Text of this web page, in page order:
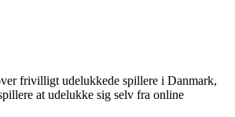
frivilligt udelukkede spillere i Danmark,
at udelukke sig selv fra online